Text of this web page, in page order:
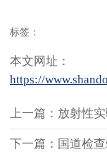
标签：
本文网址：
https://
上一篇：放射性
下一篇：国道检